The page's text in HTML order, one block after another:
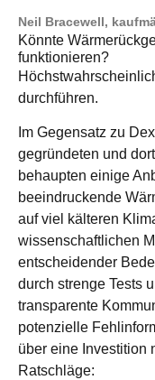
Neil Bracewell,
Könnte
funktionieren?
durchführen.
Im Gegensatz zu
gegründeten und
behaupten einige
beeindruckende
auf viel kälteren
wissenschaftlichen
entscheidender
durch strenge Tests
transparente
potenzielle
über eine Investition
Ratschläge: